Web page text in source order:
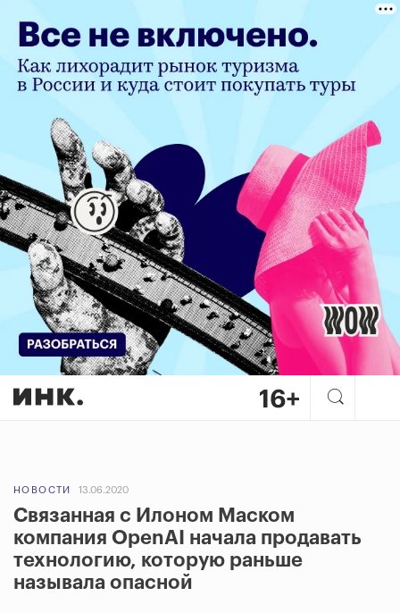
НОВОСТИ 13.06.2020
Связанная с Илоном Маском
компания OpenAI начала продавать
технологию, которую раньше
называла опасной